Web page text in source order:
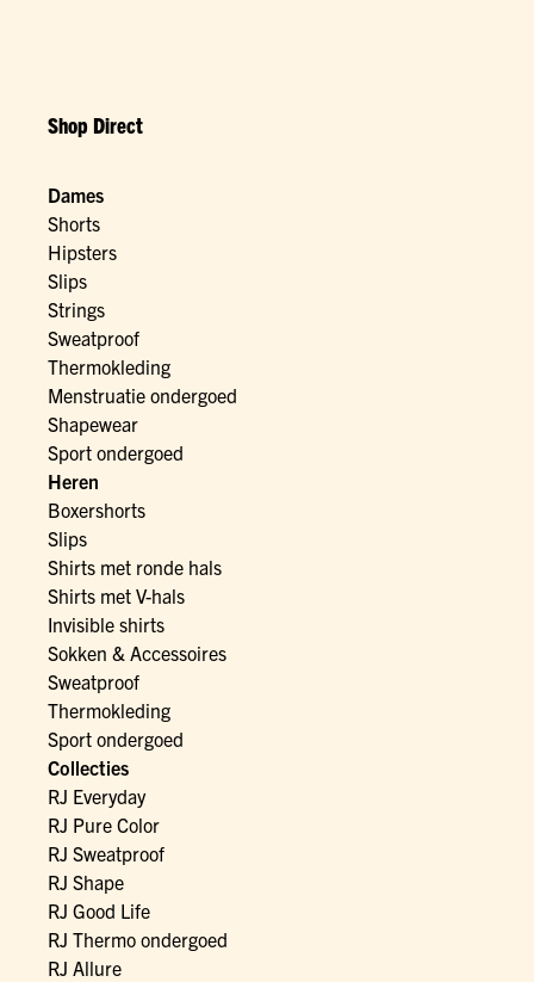
Shop Direct
Dames
Shorts
Hipsters
Slips
Strings
Sweatproof
Thermokleding
Menstruatie ondergoed
Shapewear
Sport ondergoed
Heren
Boxershorts
Slips
Shirts met ronde hals
Shirts met V-hals
Invisible shirts
Sokken & Accessoires
Sweatproof
Thermokleding
Sport ondergoed
Collecties
RJ Everyday
RJ Pure Color
RJ Sweatproof
RJ Shape
RJ Good Life
RJ Thermo ondergoed
RJ Allure